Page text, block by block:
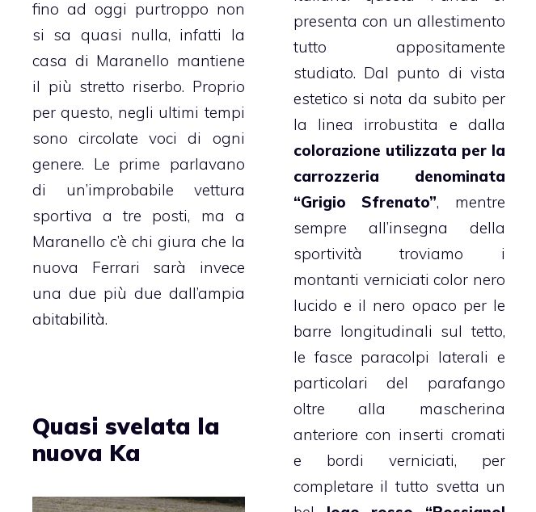
presenta con un allestimento
tutto appositamente
studiato. Dal punto di vista
estetico si nota da subito per
la linea irrobustita e dalla
colorazione utilizzata per la
carrozzeria denominata
“Grigio Sfrenato”, mentre
sempre all’insegna della
sportività troviamo i
montanti verniciati color nero
lucido e il nero opaco per le
barre longitudinali sul tetto,
le fasce paracolpi laterali e
particolari del parafango
oltre alla mascherina
anteriore con inserti cromati
e bordi verniciati, per
completare il tutto svetta un
fino ad oggi purtroppo non
si sa quasi nulla, infatti la
casa di Maranello mantiene
il più stretto riserbo. Proprio
per questo, negli ultimi tempi
sono circolate voci di ogni
genere. Le prime parlavano
di un’improbabile vettura
sportiva a tre posti, ma a
Maranello c’è chi giura che la
nuova Ferrari sarà invece
una due più due dall’ampia
abitabilità.
Quasi svelata la
nuova Ka